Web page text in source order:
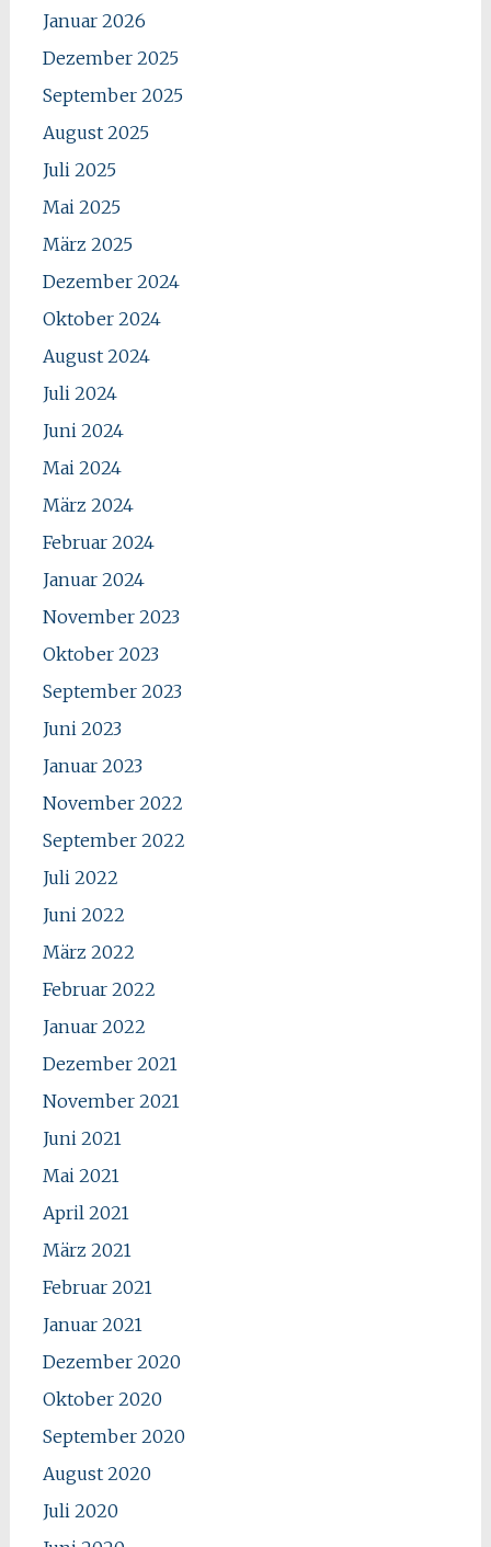
Januar 2026
Dezember 2025
September 2025
August 2025
Juli 2025
Mai 2025
März 2025
Dezember 2024
Oktober 2024
August 2024
Juli 2024
Juni 2024
Mai 2024
März 2024
Februar 2024
Januar 2024
November 2023
Oktober 2023
September 2023
Juni 2023
Januar 2023
November 2022
September 2022
Juli 2022
Juni 2022
März 2022
Februar 2022
Januar 2022
Dezember 2021
November 2021
Juni 2021
Mai 2021
April 2021
März 2021
Februar 2021
Januar 2021
Dezember 2020
Oktober 2020
September 2020
August 2020
Juli 2020